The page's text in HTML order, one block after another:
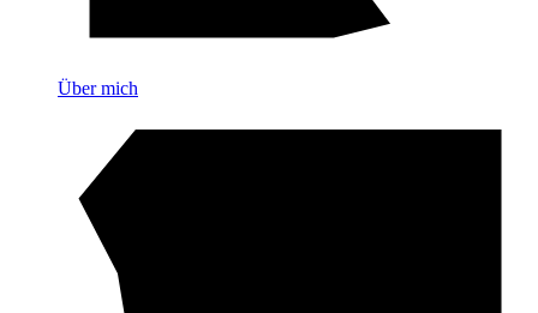
Über mich